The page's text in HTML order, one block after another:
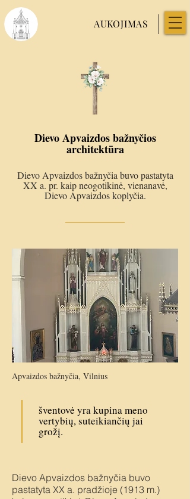
AUKOJIMAS
Dievo Apvaizdos bažnyčios
architektūra
Dievo Apvaizdos bažnyčia buvo pastatyta
XX a. pr. kaip neogotikinė, vienanavė,
Dievo Apvaizdos koplyčia.
Apvaizdos bažnyčia, Vilnius
šventovė yra kupina meno
vertybių, suteikiančių jai
grožį.
Dievo Apvaizdos bažnyčia buvo
pastatyta XX a. pradžioje (1913 m.)